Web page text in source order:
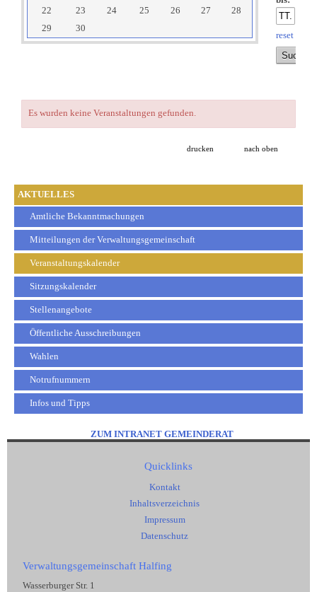
AKTUELLES
Amtliche Bekanntmachungen
Mitteilungen der Verwaltungsgemeinschaft
Veranstaltungskalender
Sitzungskalender
Stellenangebote
Öffentliche Ausschreibungen
Wahlen
Notrufnummern
Infos und Tipps
22
23 24 25 26 27
28
29
30
reset
Es wurden keine Veranstaltungen gefunden.
drucken nach oben
ZUM INTRANET GEMEINDERAT
Quicklinks
Kontakt
Inhaltsverzeichnis
Impressum
Datenschutz
Verwaltungsgemeinschaft Halfing
Wasserburger Str. 1